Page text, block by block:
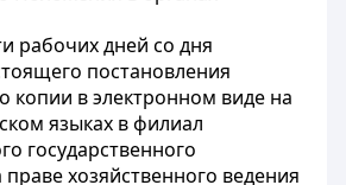
рабочих дней со дня
постановления
копии в электронном виде на
языках в филиал
государственного
хозяйственного ведения